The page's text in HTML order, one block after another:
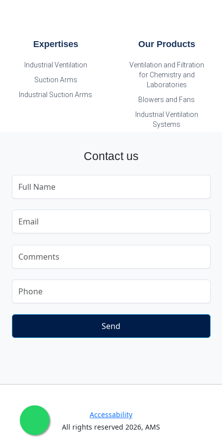
Expertises
Industrial Ventilation
Suction Arms
Industrial Suction Arms
Our Products
Ventilation and Filtration
for Chemistry and
Laboratories
Blowers and Fans
Industrial Ventilation
Systems
Contact us
All rights reserved 2026, AMS
Accessability